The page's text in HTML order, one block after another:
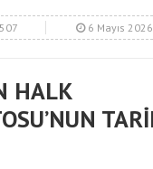
6 Mayıs 2026
HALK